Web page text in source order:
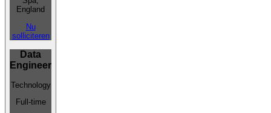
England
Nu
solliciteren
Data
Engineer
Technology
Full-time